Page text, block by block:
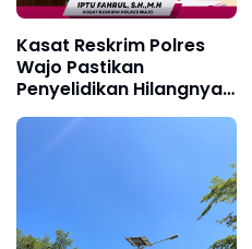
Kasat Reskrim Polres
Wajo Pastikan
Penyelidikan Hilangnya
Mitha Terus Berjalan